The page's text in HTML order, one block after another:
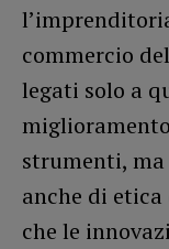
commercio
legati solo a
strumenti,
anche di
che le